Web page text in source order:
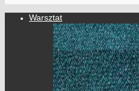
Warsztat